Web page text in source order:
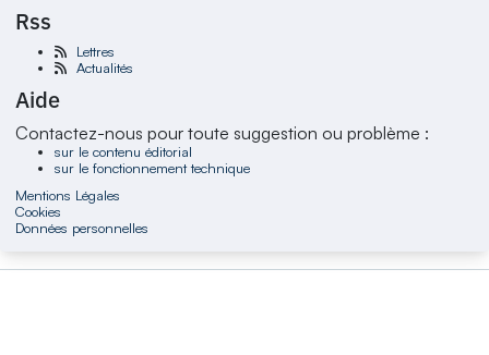
Rss
Lettres
Actualités
Aide
Contactez-nous pour toute suggestion ou problème :
sur le contenu éditorial
sur le fonctionnement technique
Mentions Légales
Cookies
Données personnelles